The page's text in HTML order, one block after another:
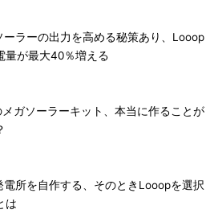
ーラーの出力を高める秘策あり、Looop
量が最大40％増える
ガソーラーキット、本当に作ることが
電所を自作する、そのときLooopを選択
は